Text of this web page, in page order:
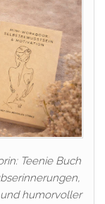
Teenie Buch
humorvoller